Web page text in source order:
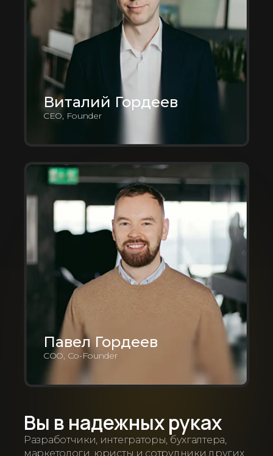
Вы в надежных руках
Разработчики, интеграторы, бухгалтера,
маркетологи, юристы и сотрудники других
Павел Гордеев
COO, Co-Founder
Виталий Гордеев
CEO, Founder